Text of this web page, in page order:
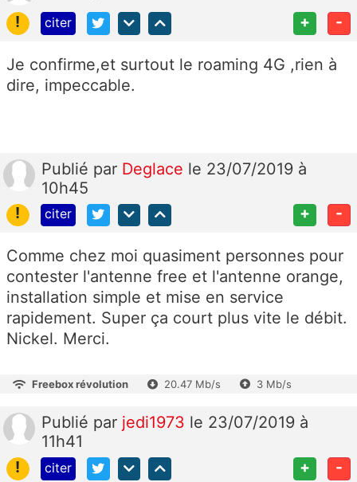
!
citer + -
Je confirme,et surtout le roaming 4G ,rien à
dire, impeccable.
Publié par Deglace le 23/07/2019 à
10h45
!
citer + -
Comme chez moi quasiment personnes pour
contester l'antenne free et l'antenne orange,
installation simple et mise en service
rapidement. Super ça court plus vite le débit.
Nickel. Merci.
Freebox révolution 20.47 Mb/s 3 Mb/s
Publié par jedi1973 le 23/07/2019 à
11h41
!
citer + -